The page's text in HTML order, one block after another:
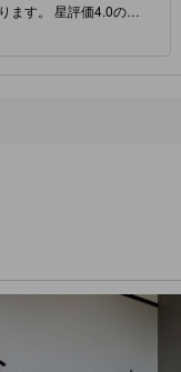
ます。 星評価4.0の当